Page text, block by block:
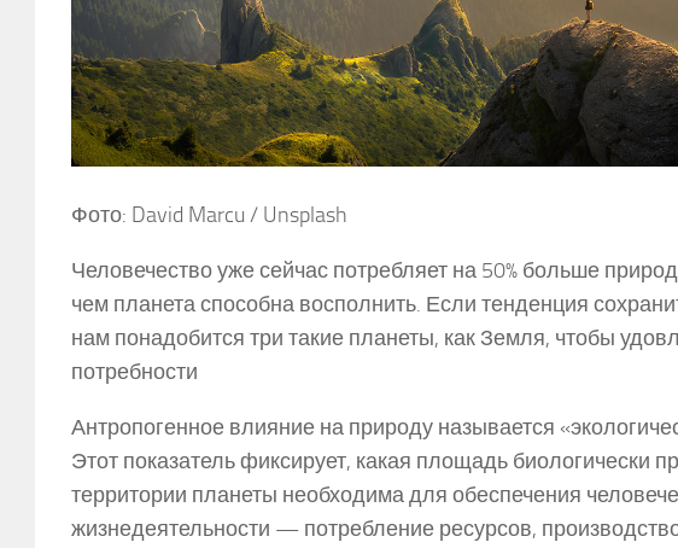
Фото: David Marcu / Unsplash
Человечество уже сейчас потребляет на 50% больше
чем планета способна восполнить. Если тенденция
нам понадобится три такие планеты, как Земля, чтобы
потребности
Антропогенное влияние на природу называется
Этот показатель фиксирует, какая площадь биологически
территории планеты необходима для обеспечения
жизнедеятельности — потребление ресурсов,